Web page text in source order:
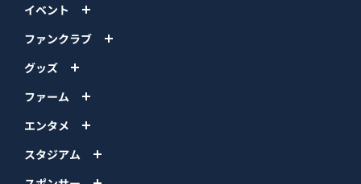
イベント
ファンクラブ
グッズ
ファーム
エンタメ
スタジアム